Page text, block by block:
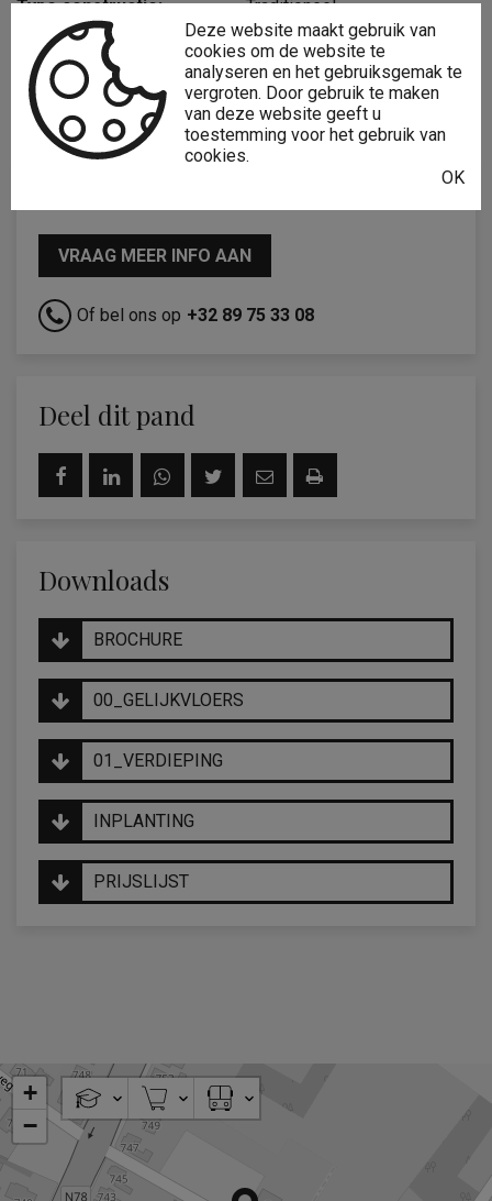
Type constructie: Traditioneel
Gevelbreedte: 7,1 m
Bouwlagen: 2
VRAAG MEER INFO AAN
Of bel ons op +32 89 75 33 08
Deel dit pand
Downloads
BROCHURE
00_GELIJKVLOERS
01_VERDIEPING
INPLANTING
PRIJSLIJST
+
−
Deze website maakt gebruik van
cookies om de website te
analyseren en het gebruiksgemak te
vergroten. Door gebruik te maken
van deze website geeft u
toestemming voor het gebruik van
cookies.
OK